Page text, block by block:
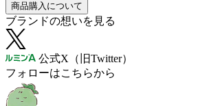
商品購入について
ブランドの想いを見る
公式X（旧Twitter）
フォローはこちらから